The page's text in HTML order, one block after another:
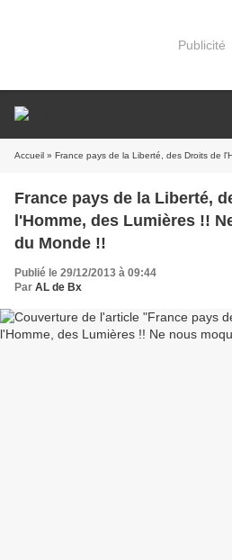
Publicité
Accueil » France pays de la Liberté, des Droits de l'Homme, des
France pays de la Liberté,
l'Homme, des Lumières !!
du Monde !!
Publié le 29/12/2013 à 09:44
Par AL de Bx